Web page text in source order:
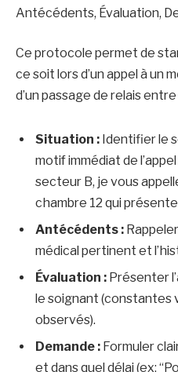
Antécédents, Évaluation,
Ce protocole permet de
ce soit lors d’un appel à un
d’un passage de relais
Situation : Identifier le
motif immédiat de l’appel
secteur B, je vous
chambre 12 qui
Antécédents :
médical pertinent et
Évaluation : Présenter
le soignant (constantes
observés).
Demande : Formuler
et dans quel délai (ex: